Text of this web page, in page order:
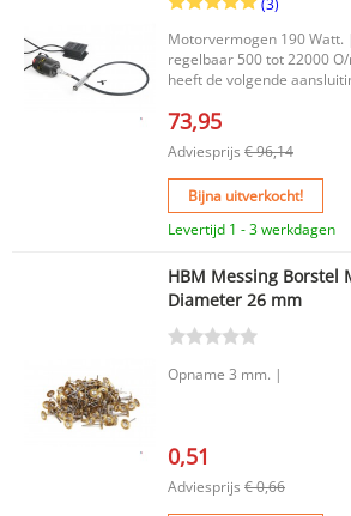
(3)
Motorvermogen 190
regelbaar 500 tot 22000
heeft de volgende
stekker Type F |
73,95
Adviesprijs € 96,14
Bijna uitverkocht!
Levertijd 1 - 3 werkdagen
HBM Messing Borstel
Diameter 26 mm
Opname 3 mm. |
0,51
Adviesprijs € 0,66